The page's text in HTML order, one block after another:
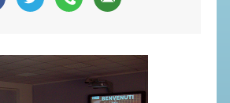
SEGRETERIA FEDERALE
AVVISI E BANDI
CIRCOLARI